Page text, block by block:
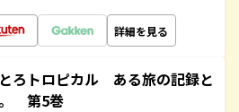
詳細を見る
ろトロピカル ある旅の記録と
第5巻